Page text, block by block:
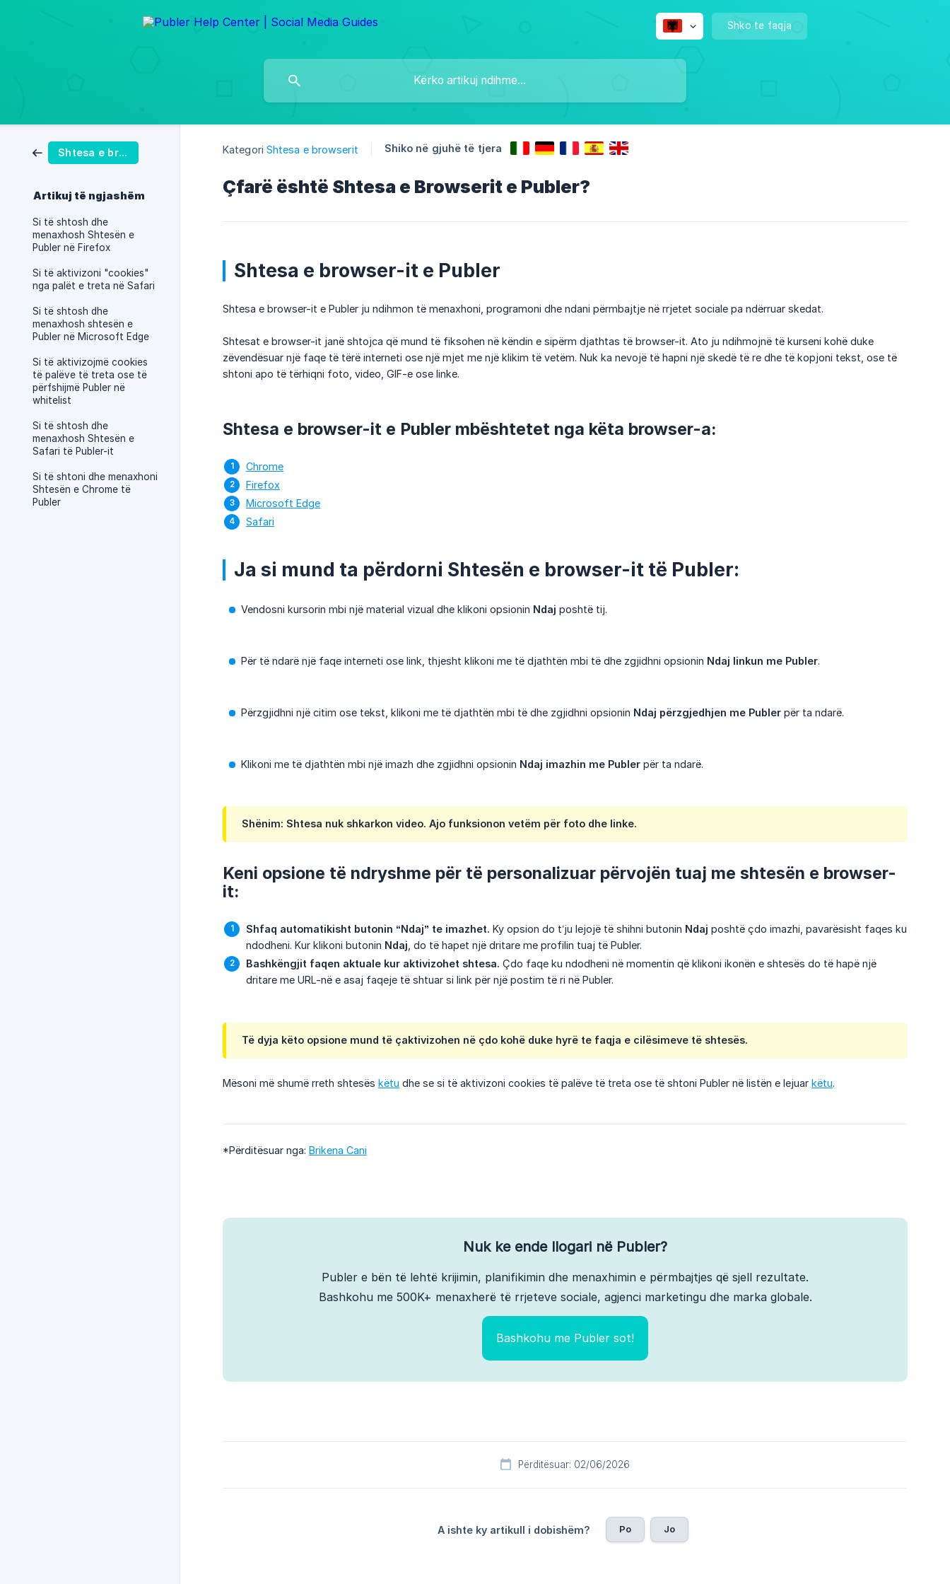
Shko te faqja
Shtesa e browserit
Artikuj të ngjashëm
Si të shtosh dhe
menaxhosh Shtesën e
Publer në Firefox
Si të aktivizoni "cookies"
nga palët e treta në Safari
Si të shtosh dhe
menaxhosh shtesën e
Publer në Microsoft Edge
Si të aktivizojmë cookies
të palëve të treta ose të
përfshijmë Publer në
whitelist
Si të shtosh dhe
menaxhosh Shtesën e
Safari të Publer-it
Si të shtoni dhe menaxhoni
Shtesën e Chrome të
Publer
Kategori Shtesa e browserit Shiko në gjuhë të tjera
Çfarë është Shtesa e Browserit e Publer?
Shtesa e browser-it e Publer
Shtesa e browser-it e Publer ju ndihmon të menaxhoni, programoni dhe ndani përmbajtje në rrjetet sociale pa ndërruar skedat.
Shtesat e browser-it janë shtojca që mund të fiksohen në këndin e sipërm djathtas të browser-it. Ato ju ndihmojnë të kurseni kohë duke
zëvendësuar një faqe të tërë interneti ose një mjet me një klikim të vetëm. Nuk ka nevojë të hapni një skedë të re dhe të kopjoni tekst, ose të
shtoni apo të tërhiqni foto, video, GIF-e ose linke.
Shtesa e browser-it e Publer mbështetet nga këta browser-a:
Chrome
Firefox
Microsoft Edge
Safari
Ja si mund ta përdorni Shtesën e browser-it të Publer:
Vendosni kursorin mbi një material vizual dhe klikoni opsionin Ndaj poshtë tij.
Për të ndarë një faqe interneti ose link, thjesht klikoni me të djathtën mbi të dhe zgjidhni opsionin Ndaj linkun me Publer.
Përzgjidhni një citim ose tekst, klikoni me të djathtën mbi të dhe zgjidhni opsionin Ndaj përzgjedhjen me Publer për ta ndarë.
Klikoni me të djathtën mbi një imazh dhe zgjidhni opsionin Ndaj imazhin me Publer për ta ndarë.
Shënim: Shtesa nuk shkarkon video. Ajo funksionon vetëm për foto dhe linke.
Keni opsione të ndryshme për të personalizuar përvojën tuaj me shtesën e browser-
it:
Shfaq automatikisht butonin “Ndaj” te imazhet. Ky opsion do t’ju lejojë të shihni butonin Ndaj poshtë çdo imazhi, pavarësisht faqes ku
ndodheni. Kur klikoni butonin Ndaj , do të hapet një dritare me profilin tuaj të Publer.
Bashkëngjit faqen aktuale kur aktivizohet shtesa. Çdo faqe ku ndodheni në momentin që klikoni ikonën e shtesës do të hapë një
dritare me URL-në e asaj faqeje të shtuar si link për një postim të ri në Publer.
Të dyja këto opsione mund të çaktivizohen në çdo kohë duke hyrë te faqja e cilësimeve të shtesës.
Mësoni më shumë rreth shtesës këtu dhe se si të aktivizoni cookies të palëve të treta ose të shtoni Publer në listën e lejuar këtu.
*Përditësuar nga: Brikena Cani
Nuk ke ende llogari në Publer?
Publer e bën të lehtë krijimin, planifikimin dhe menaxhimin e përmbajtjes që sjell rezultate.
Bashkohu me 500K+ menaxherë të rrjeteve sociale, agjenci marketingu dhe marka globale.
Bashkohu me Publer sot!
Përditësuar: 02/06/2026
A ishte ky artikull i dobishëm? Po Jo